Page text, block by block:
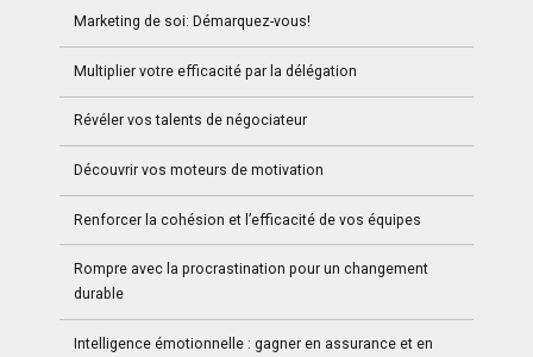
Marketing de soi: Démarquez-vous!
Multiplier votre efficacité par la délégation
Révéler vos talents de négociateur
Découvrir vos moteurs de motivation
Renforcer la cohésion et l’efficacité de vos équipes
Rompre avec la procrastination pour un changement
durable
Intelligence émotionnelle : gagner en assurance et en